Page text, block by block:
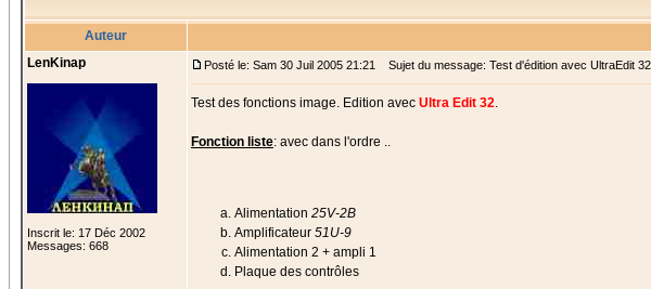
Auteur
LenKinap
Inscrit le: 17 Déc 2002
Messages: 668
Posté le: Sam 30 Juil 2005 21:21 Sujet du message: Test d'édition avec UltraEdit
Test des fonctions image. Edition avec Ultra Edit 32.
Fonction liste: avec dans l'ordre ..
Alimentation 25V-2B
Amplificateur 51U-9
Alimentation 2 + ampli 1
Plaque des contrôles